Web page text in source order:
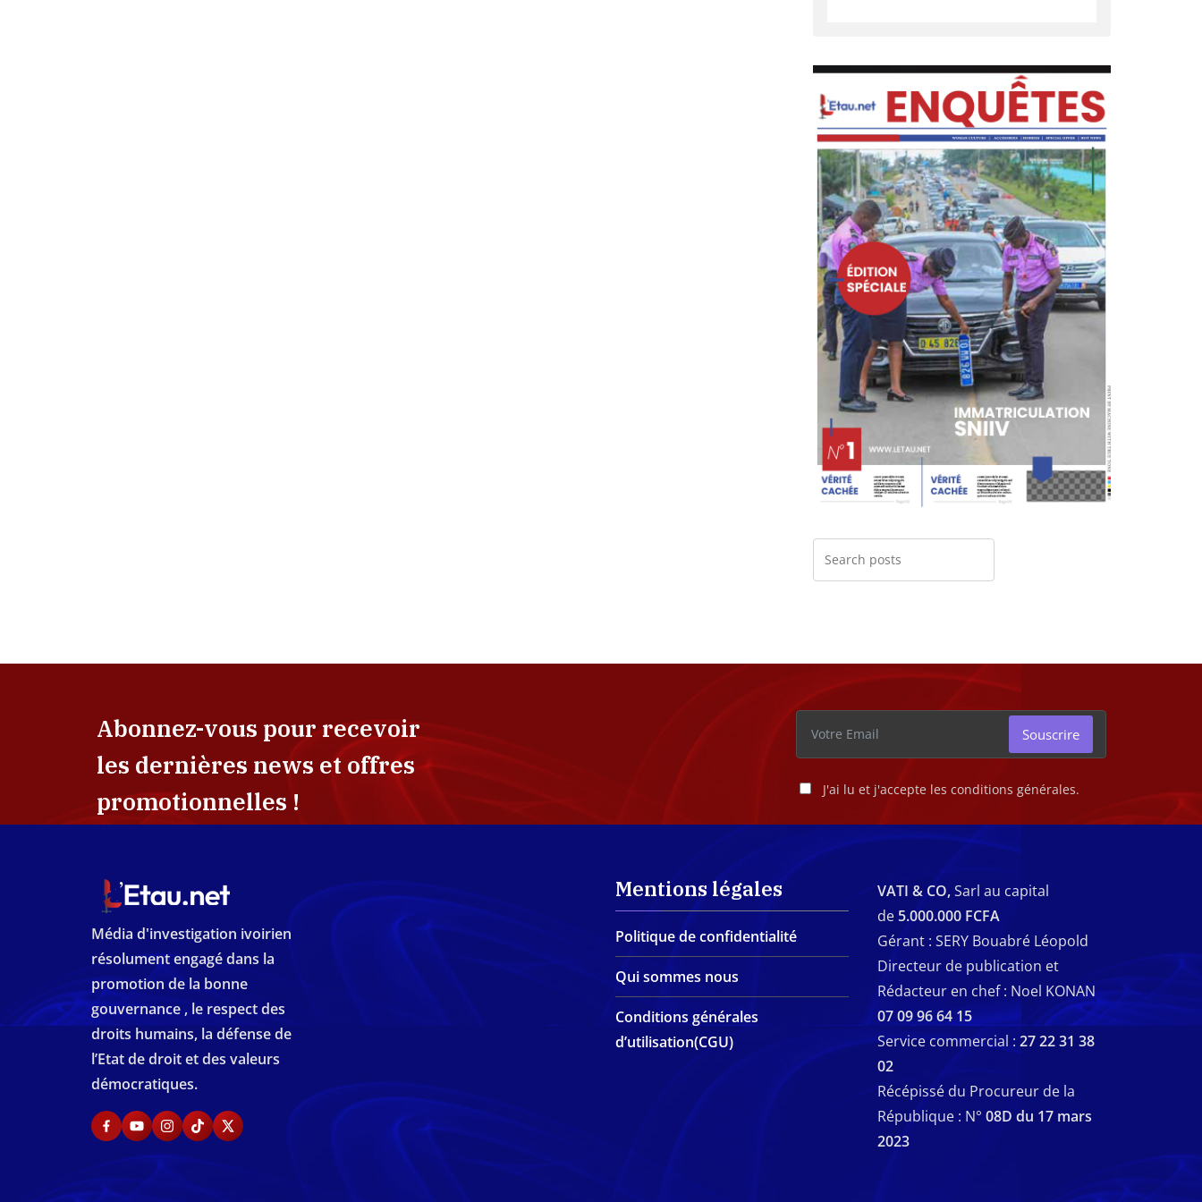
Abonnez-vous pour recevoir
les dernières news et offres
promotionnelles !
J'ai lu et j'accepte les conditions générales.
Souscrire
Média d'investigation ivoirien
résolument engagé dans la
promotion de la bonne
gouvernance , le respect des
droits humains, la défense de
l’Etat de droit et des valeurs
démocratiques.
Mentions légales
Politique de confidentialité
Qui sommes nous
Conditions générales
d’utilisation(CGU)
VATI & CO,Sarl au capital
de 5.000.000 FCFA
Gérant : SERY Bouabré Léopold
Directeur de publication et
Rédacteur en chef : Noel KONAN
07 09 96 64 15
Service commercial : 27 22 31 38
02
Récépissé du Procureur de la
République : N° 08D du 17 mars
2023